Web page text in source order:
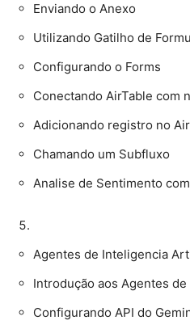
Enviando o Anexo
Utilizando Gatilho de
Configurando o Forms
Conectando AirTable com
Adicionando registro no
Chamando um Subfluxo
Analise de Sentimento
Agentes de Inteligencia
Introdução aos Agentes
Configurando API do